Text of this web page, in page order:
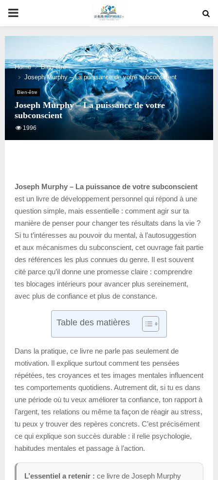
PRIMARY
MENU
Home
Bien-être
Joseph Murphy – La puissance de votre subconscient
Bien-être
Joseph Murphy – La puissance de votre
subconscient
1996
Joseph Murphy – La puissance de votre subconscient
est un livre de développement personnel qui répond à une
question simple, mais essentielle : comment agir sur ta
manière de penser pour changer tes résultats dans la vie ?
Si tu t’intéresses au pouvoir du mental, à l’autosuggestion
et aux mécanismes du subconscient, cet ouvrage fait partie
des références les plus connues du genre. Il est souvent
cité parce qu’il donne une promesse claire : comprendre
tes blocages intérieurs pour avancer plus sereinement,
avec plus de confiance et plus de constance.
Table des matières
Dans la pratique, ce livre ne parle pas seulement de
motivation. Il explique surtout comment tes pensées
répétées, tes croyances et tes images mentales influencent
tes comportements quotidiens. Autrement dit, si tu es dans
une période où tu veux améliorer ta confiance, ton rapport à
l’argent, tes relations ou même ta façon de réagir au stress,
tu peux y trouver des repères concrets. C’est précisément
ce qui explique son succès durable : il relie psychologie,
habitudes mentales et passage à l’action.
L’essentiel a retenir : ce livre de Joseph Murphy